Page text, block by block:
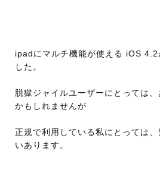
ipadにマルチ機能が使える iOS 4.2
した。
脱獄ジャイルユーザーにとっては
かもしれませんが
正規で利用している私にとっては
いあります。